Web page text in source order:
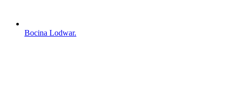
Bocina Lodwar.